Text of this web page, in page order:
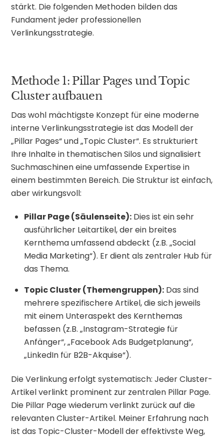
stärkt. Die folgenden Methoden bilden das
Fundament jeder professionellen
Verlinkungsstrategie.
Methode 1: Pillar Pages und Topic
Cluster aufbauen
Das wohl mächtigste Konzept für eine moderne
interne Verlinkungsstrategie ist das Modell der
„Pillar Pages“ und „Topic Cluster“. Es strukturiert
Ihre Inhalte in thematischen Silos und signalisiert
Suchmaschinen eine umfassende Expertise in
einem bestimmten Bereich. Die Struktur ist einfach,
aber wirkungsvoll:
Pillar Page (Säulenseite): Dies ist ein sehr
ausführlicher Leitartikel, der ein breites
Kernthema umfassend abdeckt (z.B. „Social
Media Marketing“). Er dient als zentraler Hub für
das Thema.
Topic Cluster (Themengruppen): Das sind
mehrere spezifischere Artikel, die sich jeweils
mit einem Unteraspekt des Kernthemas
befassen (z.B. „Instagram-Strategie für
Anfänger“, „Facebook Ads Budgetplanung“,
„LinkedIn für B2B-Akquise“).
Die Verlinkung erfolgt systematisch: Jeder Cluster-
Artikel verlinkt prominent zur zentralen Pillar Page.
Die Pillar Page wiederum verlinkt zurück auf die
relevanten Cluster-Artikel. Meiner Erfahrung nach
ist das Topic-Cluster-Modell der effektivste Weg,